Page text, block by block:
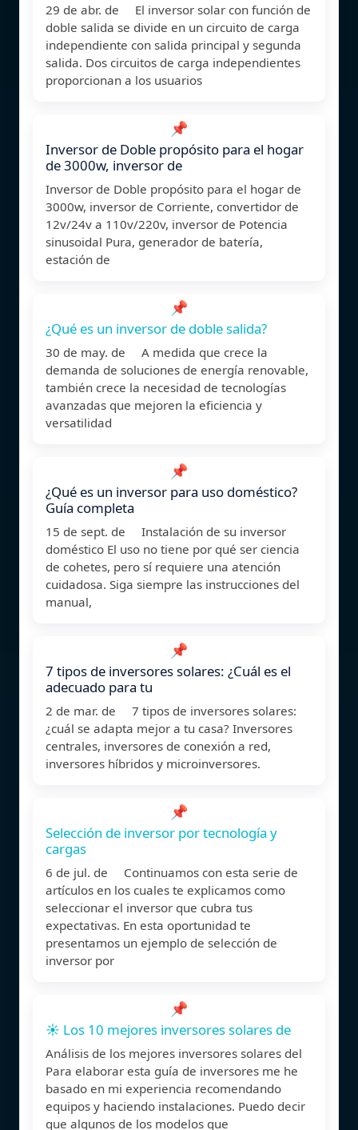
29 de abr. de El inversor solar con función de
doble salida se divide en un circuito de carga
independiente con salida principal y segunda
salida. Dos circuitos de carga independientes
proporcionan a los usuarios
📌
Inversor de Doble propósito para el hogar
de 3000w, inversor de
Inversor de Doble propósito para el hogar de
3000w, inversor de Corriente, convertidor de
12v/24v a 110v/220v, inversor de Potencia
sinusoidal Pura, generador de batería,
estación de
📌
¿Qué es un inversor de doble salida?
30 de may. de A medida que crece la
demanda de soluciones de energía renovable,
también crece la necesidad de tecnologías
avanzadas que mejoren la eficiencia y
versatilidad
📌
¿Qué es un inversor para uso doméstico?
Guía completa
15 de sept. de Instalación de su inversor
doméstico El uso no tiene por qué ser ciencia
de cohetes, pero sí requiere una atención
cuidadosa. Siga siempre las instrucciones del
manual,
📌
7 tipos de inversores solares: ¿Cuál es el
adecuado para tu
2 de mar. de 7 tipos de inversores solares:
¿cuál se adapta mejor a tu casa? Inversores
centrales, inversores de conexión a red,
inversores híbridos y microinversores.
📌
Selección de inversor por tecnología y
cargas
6 de jul. de Continuamos con esta serie de
artículos en los cuales te explicamos como
seleccionar el inversor que cubra tus
expectativas. En esta oportunidad te
presentamos un ejemplo de selección de
inversor por
📌
☀️ Los 10 mejores inversores solares de
Análisis de los mejores inversores solares del
Para elaborar esta guía de inversores me he
basado en mi experiencia recomendando
equipos y haciendo instalaciones. Puedo decir
que algunos de los modelos que